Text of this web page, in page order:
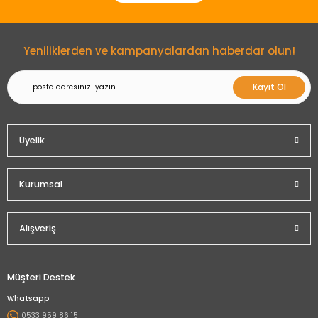
Yeniliklerden ve kampanyalardan haberdar olun!
Kayıt Ol
Üyelik
Kurumsal
Alışveriş
Müşteri Destek
Whatsapp
0533 959 86 15